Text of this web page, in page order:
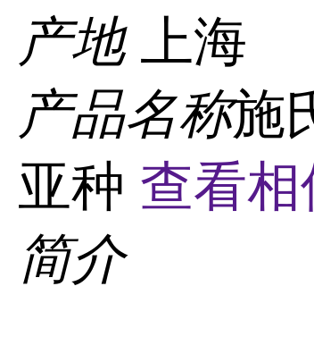
产地 上海
产品名称施
亚种 查看
简介